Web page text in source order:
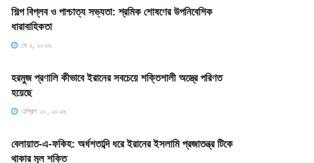
শিল্প বিপ্লব ও পাশ্চাত্য সভ্যতা: শ্রমিক শোষণের উপনিবেশিক
ধারাবাহিকতা
মে ২, ২০২৬
হরমুজ প্রণালি কীভাবে ইরানের সবচেয়ে শক্তিশালী অস্ত্রে পরিণত
হয়েছে
এপ্রিল ২০, ২০২৬
বেলায়াত-এ-ফকিহ: অর্ধশতাব্দি ধরে ইরানের ইসলামি প্রজাতন্ত্র টিকে
থাকার মূল শক্তি